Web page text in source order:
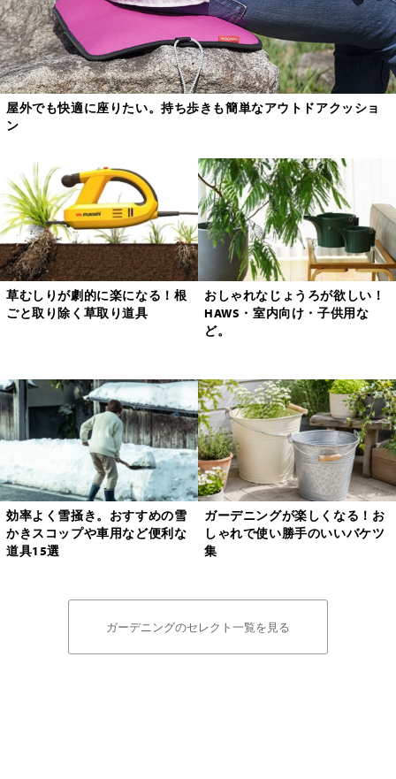
屋外でも快適に座りたい。持ち歩きも簡単なアウトドアクッショ
ン
草むしりが劇的に楽になる！根
ごと取り除く草取り道具
おしゃれなじょうろが欲しい！
HAWS・室内向け・子供用な
ど。
効率よく雪掻き。おすすめの雪
かきスコップや車用など便利な
道具15選
ガーデニングが楽しくなる！お
しゃれで使い勝手のいいバケツ
集
ガーデニングのセレクト一覧を見る